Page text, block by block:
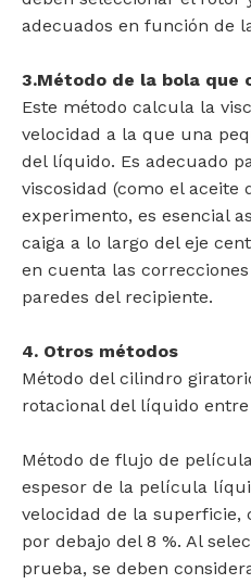
adecuados en función de
3.Método de la bola que
Este método calcula la
velocidad a la que una
del líquido. Es adecuado
viscosidad (como el aceite
experimento, es esencial
caiga a lo largo del eje
en cuenta las
paredes del recipiente.
4. Otros métodos
Método del cilindro
rotacional del líquido
Método de flujo de
espesor de la película
velocidad de la
por debajo del 8 %. Al
prueba, se deben